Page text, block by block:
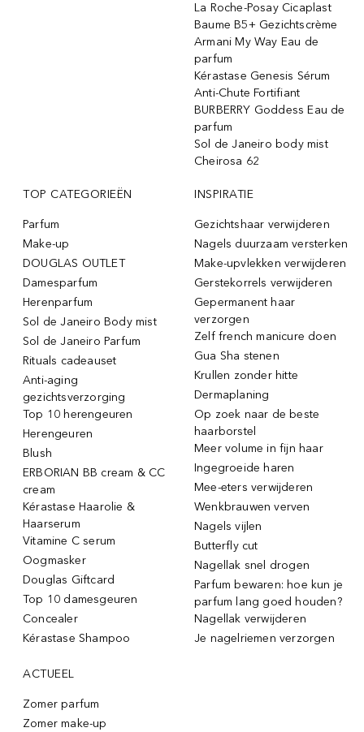
La Roche-Posay Cicaplast
Baume B5+ Gezichtscrème
Armani My Way Eau de
parfum
Kérastase Genesis Sérum
Anti-Chute Fortifiant
BURBERRY Goddess Eau de
parfum
Sol de Janeiro body mist
Cheirosa 62
TOP CATEGORIEËN
Parfum
Make-up
DOUGLAS OUTLET
Damesparfum
Herenparfum
Sol de Janeiro Body mist
Sol de Janeiro Parfum
Rituals cadeauset
Anti-aging
gezichtsverzorging
Top 10 herengeuren
Herengeuren
Blush
ERBORIAN BB cream & CC
cream
Kérastase Haarolie &
Haarserum
Vitamine C serum
Oogmasker
Douglas Giftcard
Top 10 damesgeuren
Concealer
Kérastase Shampoo
INSPIRATIE
Gezichtshaar verwijderen
Nagels duurzaam versterken
Make-upvlekken verwijderen
Gerstekorrels verwijderen
Gepermanent haar
verzorgen
Zelf french manicure doen
Gua Sha stenen
Krullen zonder hitte
Dermaplaning
Op zoek naar de beste
haarborstel
Meer volume in fijn haar
Ingegroeide haren
Mee-eters verwijderen
Wenkbrauwen verven
Nagels vijlen
Butterfly cut
Nagellak snel drogen
Parfum bewaren: hoe kun je
parfum lang goed houden?
Nagellak verwijderen
Je nagelriemen verzorgen
ACTUEEL
Zomer parfum
Zomer make-up